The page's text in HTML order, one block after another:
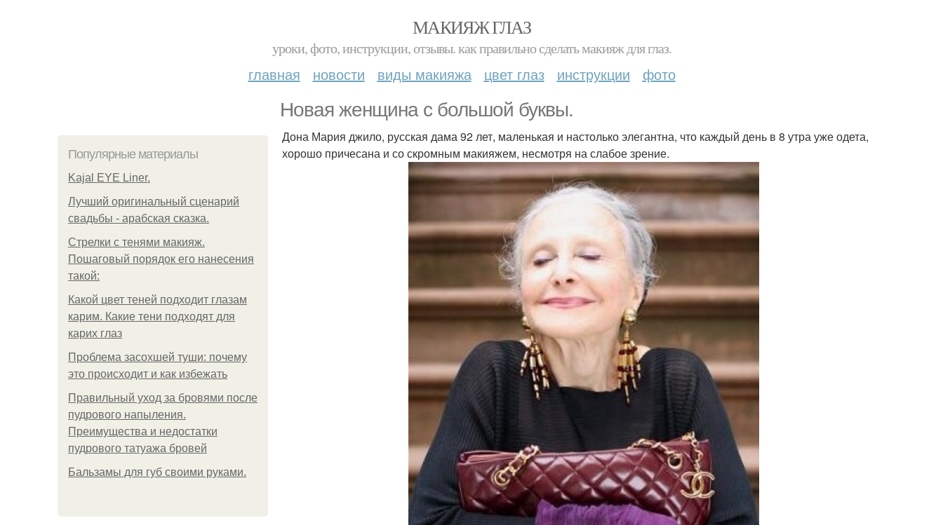
МАКИЯЖ ГЛАЗ
уроки, фото, инструкции, отзывы. как правильно сделать макияж для глаз.
главная новости виды макияжа цвет глаз инструкции фото
Новая женщина с большой буквы.
Популярные материалы
Kajal EYE Liner.
Лучший оригинальный сценарий
свадьбы - арабская сказка.
Стрелки с тенями макияж.
Пошаговый порядок его нанесения
такой:
Какой цвет теней подходит глазам
карим. Какие тени подходят для
карих глаз
Проблема засохшей туши: почему
это происходит и как избежать
Правильный уход за бровями после
пудрового напыления.
Преимущества и недостатки
пудрового татуажа бровей
Бальзамы для губ своими руками.
Дона Мария джило, русская дама 92 лет, маленькая и настолько элегантна, что каждый день в 8 утра уже одета,
хорошо причесана и со скромным макияжем, несмотря на слабое зрение.